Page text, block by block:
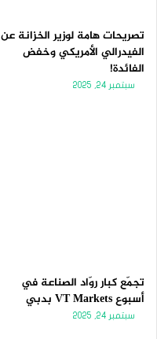
تصريحات هامة لوزير الخزانة عن
الفيدرالي الأمريكي وخفض
الفائدة!
سبتمبر 24, 2025
تجمّع كبار روّاد الصناعة في
أسبوع VT Markets بدبي
سبتمبر 24, 2025